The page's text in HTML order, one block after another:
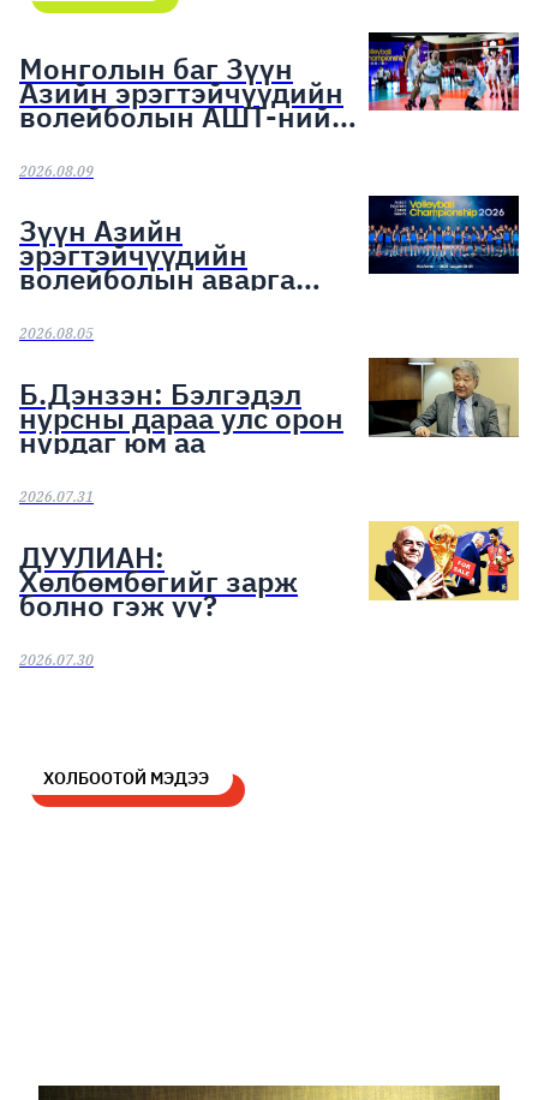
Монголын баг Зүүн
Азийн эрэгтэйчүүдийн
волейболын АШТ-ний
хүрэл медалийн эзэд
боллоо
2026.08.09
Зүүн Азийн
эрэгтэйчүүдийн
волейболын аварга
шалгаруулах тэмцээн
эхэллээ
2026.08.05
Б.Дэнзэн: Бэлгэдэл
нурсны дараа улс орон
нурдаг юм аа
2026.07.31
ДУУЛИАН:
Хөлбөмбөгийг зарж
болно гэж үү?
2026.07.30
ХОЛБООТОЙ МЭДЭЭ